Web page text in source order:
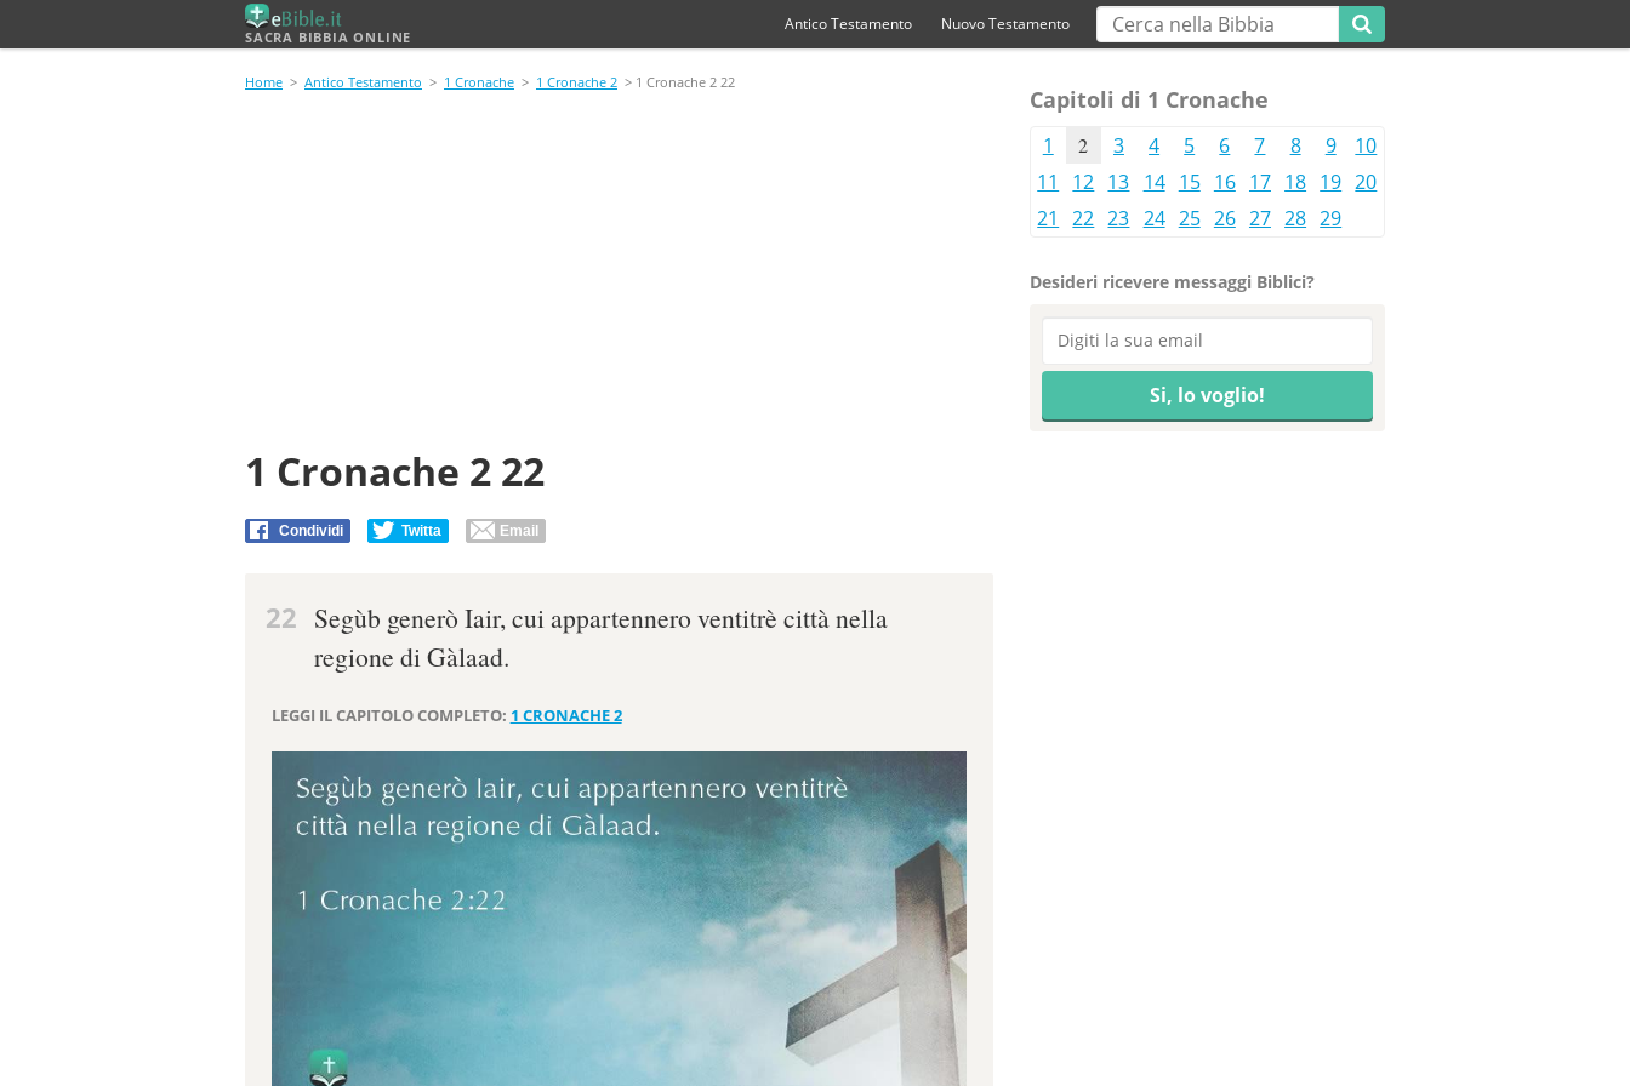
SACRA BIBBIA ONLINE
Antico Testamento Nuovo Testamento
Home > Antico Testamento > 1 Cronache > 1 Cronache 2 > 1 Cronache 2 22
1 Cronache 2 22
Condividi Twitta Email
22 Segùb generò Iair, cui appartennero ventitrè città nella
regione di Gàlaad.
LEGGI IL CAPITOLO COMPLETO: 1 CRONACHE 2
Capitoli di 1 Cronache
1 2 3 4 5 6 7 8 9
10
11
12 13 14 15 16 17 18 19 20
21
22 23 24 25 26 27 28 29
Desideri ricevere messaggi Biblici?